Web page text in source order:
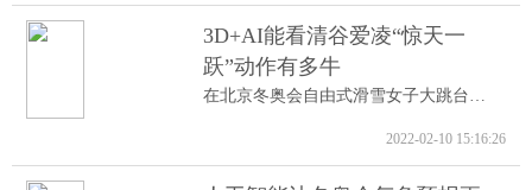
3D+AI能看清谷爱凌“惊天一
跃”动作有多牛
2022-02-10 15:16:26